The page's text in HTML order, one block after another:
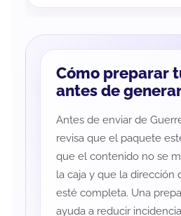
Cómo preparar
antes de
Antes de enviar de
revisa que el paquete
que el contenido no se
la caja y que la dirección
esté completa. Una
ayuda a reducir